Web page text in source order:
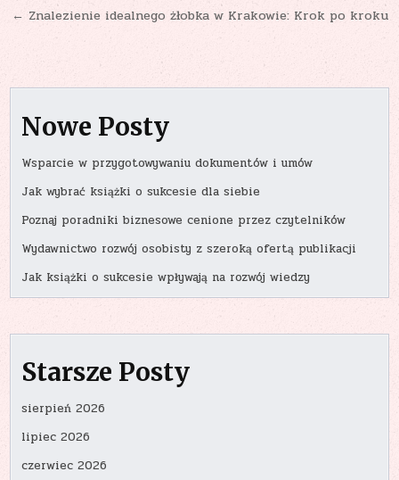
← Znalezienie idealnego żłobka w Krakowie: Krok po kroku
Nowe Posty
Wsparcie w przygotowywaniu dokumentów i umów
Jak wybrać książki o sukcesie dla siebie
Poznaj poradniki biznesowe cenione przez czytelników
Wydawnictwo rozwój osobisty z szeroką ofertą publikacji
Jak książki o sukcesie wpływają na rozwój wiedzy
Starsze Posty
sierpień 2026
lipiec 2026
czerwiec 2026